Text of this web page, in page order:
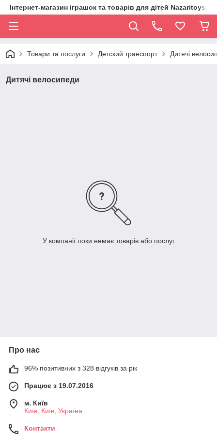
Інтернет-магазин іграшок та товарів для дітей
Товари та послуги Детский транспорт Дитячі
Дитячі велосипеди
У компанії поки немає товарів або послуг
Про нас
96% позитивних з 328 відгуків за рік
Працює з 19.07.2016
м. Київ
Київ, Київ, Україна
Контакти